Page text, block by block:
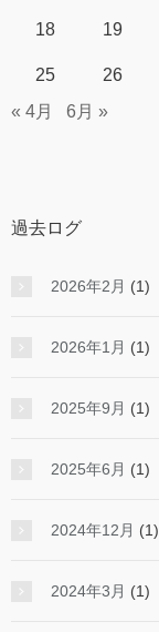
18 19
25 26
« 4月
6月 »
過去ログ
2026年2月 (1)
2026年1月 (1)
2025年9月 (1)
2025年6月 (1)
2024年12月 (1)
2024年3月 (1)